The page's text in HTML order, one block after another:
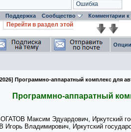
Ошибка
Поддержка Сообщество Комментарии
Перейти в раздел этой
Программно-аппаратный комплекс для
Программно-аппаратный
Максим Эдуардович, Иркутский
Владимирович, Иркутский